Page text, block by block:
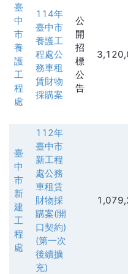
臺
中
市
養
護
工
程
處
114年
臺中市
養護工
程處公
務車租
賃財物
採購案
公
開
招
標
公
告
臺
中
市
新
建
工
程
處
112年
臺中市
新工程
處公務
車租賃
財物採
購案(開
口契約)
(第一次
後續擴
充)